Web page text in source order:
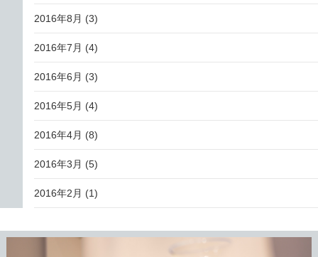
2016年8月 (3)
2016年7月 (4)
2016年6月 (3)
2016年5月 (4)
2016年4月 (8)
2016年3月 (5)
2016年2月 (1)